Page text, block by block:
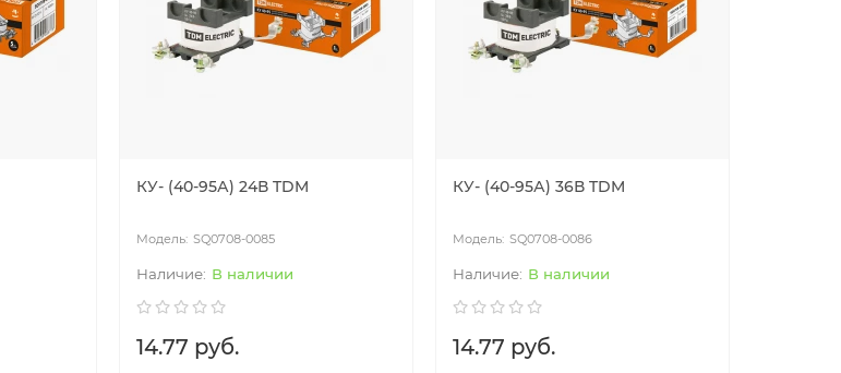
КУ- (40-95А) 24В TDM
SQ0708-0085
В наличии
14.77 руб.
КУ- (40-95А) 36В TDM
SQ0708-0086
В наличии
14.77 руб.